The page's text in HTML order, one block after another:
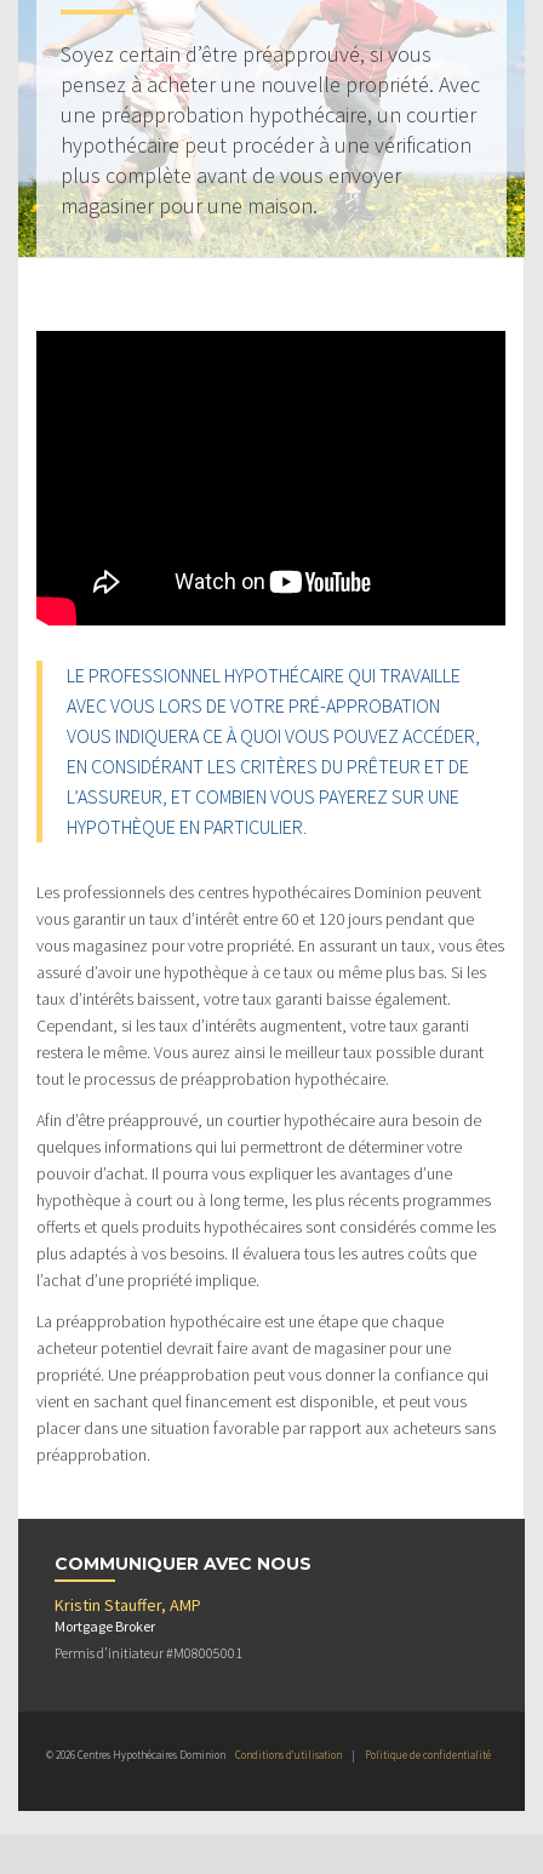
Soyez certain d’être préapprouvé, si vous
pensez à acheter une nouvelle propriété. Avec
une préapprobation hypothécaire, un courtier
hypothécaire peut procéder à une vérification
plus complète avant de vous envoyer
magasiner pour une maison.
LE PROFESSIONNEL HYPOTHÉCAIRE QUI TRAVAILLE
AVEC VOUS LORS DE VOTRE PRÉ-APPROBATION
VOUS INDIQUERA CE À QUOI VOUS POUVEZ ACCÉDER,
EN CONSIDÉRANT LES CRITÈRES DU PRÊTEUR ET DE
L’ASSUREUR, ET COMBIEN VOUS PAYEREZ SUR UNE
HYPOTHÈQUE EN PARTICULIER.
Les professionnels des centres hypothécaires Dominion peuvent
vous garantir un taux d’intérêt entre 60 et 120 jours pendant que
vous magasinez pour votre propriété. En assurant un taux, vous êtes
assuré d’avoir une hypothèque à ce taux ou même plus bas. Si les
taux d’intérêts baissent, votre taux garanti baisse également.
Cependant, si les taux d’intérêts augmentent, votre taux garanti
restera le même. Vous aurez ainsi le meilleur taux possible durant
tout le processus de préapprobation hypothécaire.
Afin d’être préapprouvé, un courtier hypothécaire aura besoin de
quelques informations qui lui permettront de déterminer votre
pouvoir d’achat. Il pourra vous expliquer les avantages d’une
hypothèque à court ou à long terme, les plus récents programmes
offerts et quels produits hypothécaires sont considérés comme les
plus adaptés à vos besoins. Il évaluera tous les autres coûts que
l’achat d’une propriété implique.
La préapprobation hypothécaire est une étape que chaque
acheteur potentiel devrait faire avant de magasiner pour une
propriété. Une préapprobation peut vous donner la confiance qui
vient en sachant quel financement est disponible, et peut vous
placer dans une situation favorable par rapport aux acheteurs sans
préapprobation.
COMMUNIQUER AVEC NOUS
Kristin Stauffer, AMP
Mortgage Broker
Permis d’initiateur #M08005001
© 2026 Centres Hypothécaires Dominion Conditions d’utilisation | Politique de confidentialité